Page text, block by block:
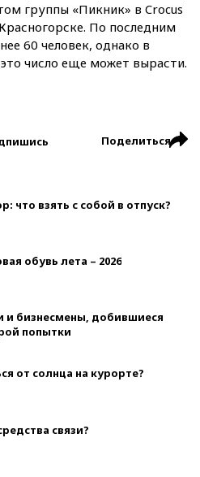
группы «Пикник» в Crocus
По последним
60 человек, однако в
число еще может вырасти.
Поделиться
что взять с собой в отпуск?
обувь лета – 2026
и бизнесмены, добившиеся
попытки
от солнца на курорте?
связи?